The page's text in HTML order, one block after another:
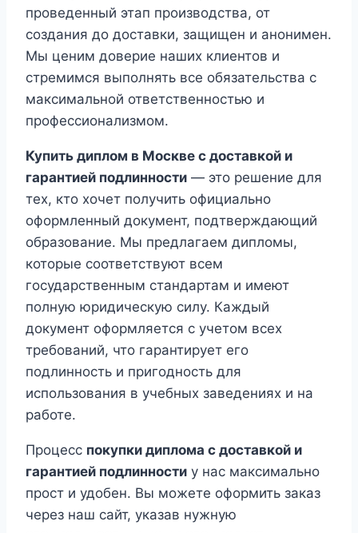
проведенный этап производства, от
создания до доставки, защищен и анонимен.
Мы ценим доверие наших клиентов и
стремимся выполнять все обязательства с
максимальной ответственностью и
профессионализмом.
Купить диплом в Москве с доставкой и
гарантией подлинности — это решение для
тех, кто хочет получить официально
оформленный документ, подтверждающий
образование. Мы предлагаем дипломы,
которые соответствуют всем
государственным стандартам и имеют
полную юридическую силу. Каждый
документ оформляется с учетом всех
требований, что гарантирует его
подлинность и пригодность для
использования в учебных заведениях и на
работе.
Процесс покупки диплома с доставкой и
гарантией подлинности у нас максимально
прост и удобен. Вы можете оформить заказ
через наш сайт, указав нужную